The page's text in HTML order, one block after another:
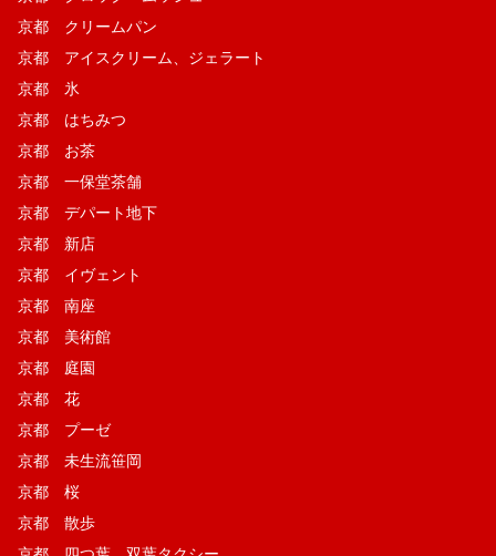
京都 クリームパン
京都 アイスクリーム、ジェラート
京都 氷
京都 はちみつ
京都 お茶
京都 一保堂茶舗
京都 デパート地下
京都 新店
京都 イヴェント
京都 南座
京都 美術館
京都 庭園
京都 花
京都 プーゼ
京都 未生流笹岡
京都 桜
京都 散歩